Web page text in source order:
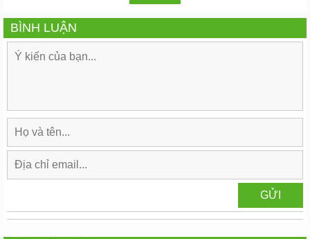
BÌNH LUẬN